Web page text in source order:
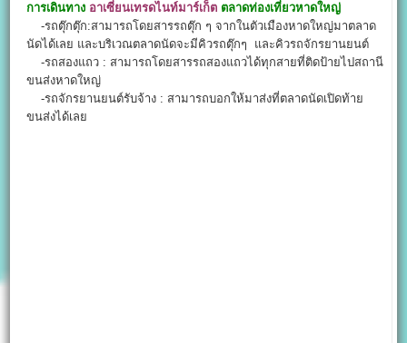
การเดินทาง อาเซี่ยนเทรดไนท์มาร์เก็ต ตลาดท่องเที่ยวหาดใหญ่
-รถตุ๊กตุ๊ก:สามารถโดยสารรถตุ๊ก ๆ จากในตัวเมืองหาดใหญ่มาตลาด
นัดได้เลย และบริเวณตลาดนัดจะมีคิวรถตุ๊กๆ และคิวรถจักรยานยนต์
-รถสองแถว : สามารถโดยสารรถสองแถวได้ทุกสายที่ติดป้ายไปสถานี
ขนส่งหาดใหญ่
-รถจักรยานยนต์รับจ้าง : สามารถบอกให้มาส่งที่ตลาดนัดเปิดท้าย
ขนส่งได้เลย